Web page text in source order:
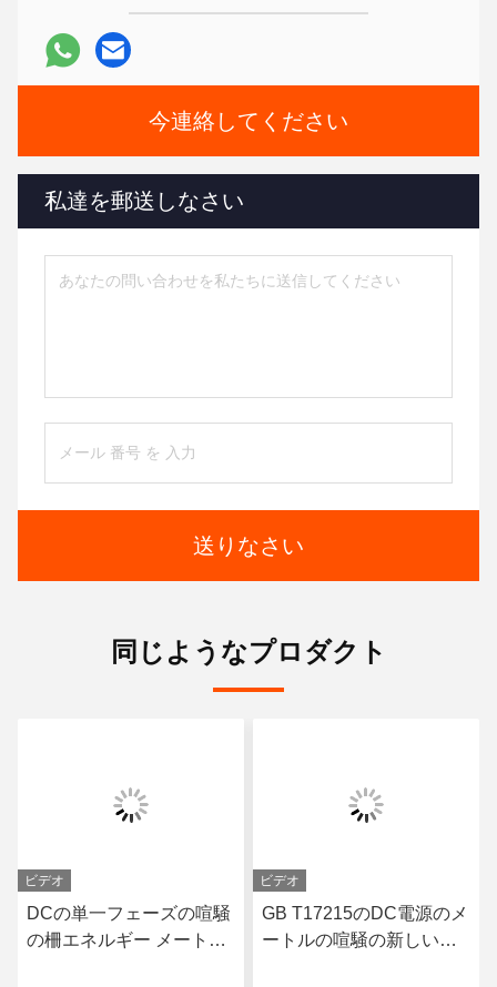
今連絡してください
私達を郵送しなさい
送りなさい
同じようなプロダクト
ビデオ
DCの単一フェーズの喧騒
の柵エネルギー メートル
ビデオ
GB T17215のDC電源のメ
ートルの喧騒の新しいエ